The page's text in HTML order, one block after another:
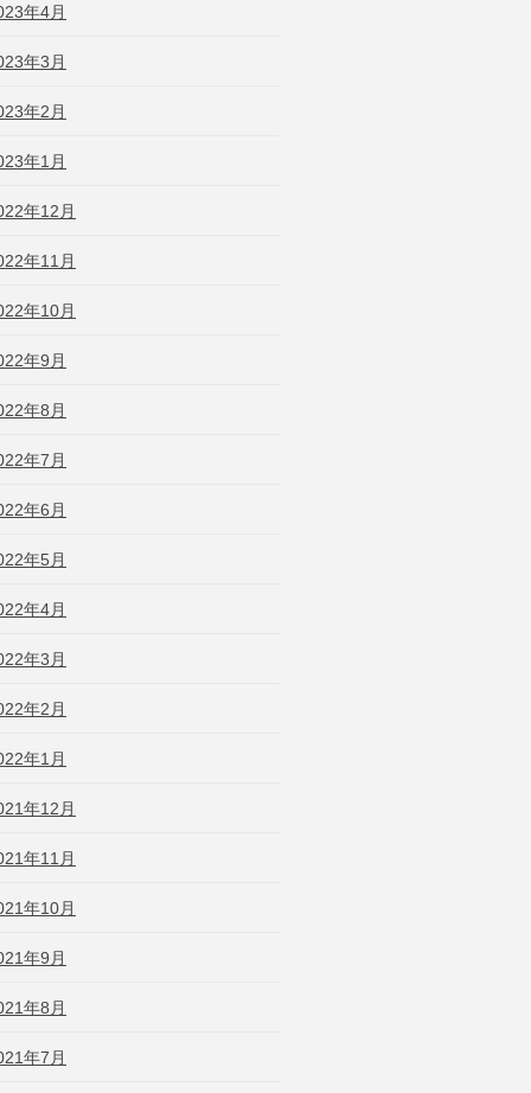
年4月
年3月
年2月
年1月
年12月
年11月
年10月
年9月
年8月
年7月
年6月
年5月
年4月
年3月
年2月
年1月
年12月
年11月
年10月
年9月
年8月
年7月